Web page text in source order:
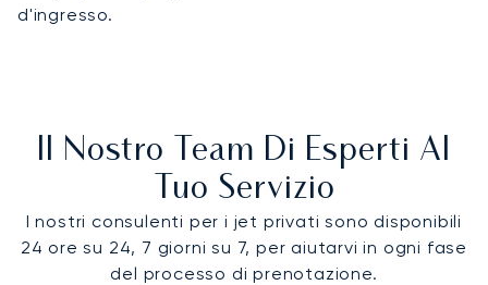
d'ingresso.
Il Nostro Team Di Esperti Al
Tuo Servizio
I nostri consulenti per i jet privati sono disponibili
24 ore su 24, 7 giorni su 7, per aiutarvi in ogni fase
del processo di prenotazione.